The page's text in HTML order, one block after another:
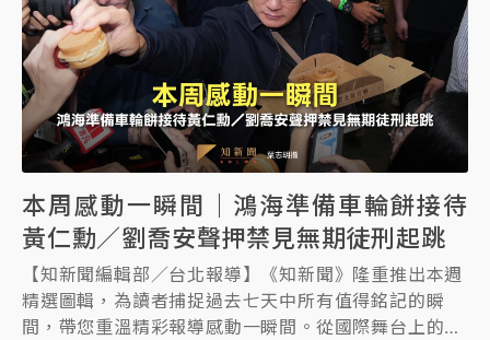
本周感動一瞬間｜鴻海準備車輪餅接待
黃仁勳／劉喬安聲押禁見無期徒刑起跳
【知新聞編輯部／台北報導】《知新聞》隆重推出本週
精選圖輯，為讀者捕捉過去七天中所有值得銘記的瞬
間，帶您重溫精彩報導感動一瞬間。從國際舞台上的重